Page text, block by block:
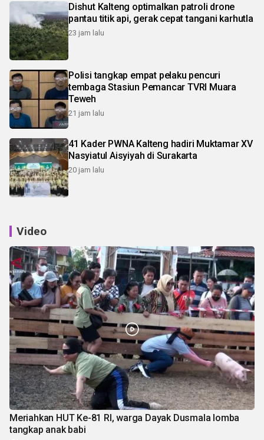
Dishut Kalteng optimalkan patroli drone
pantau titik api, gerak cepat tangani karhutla
23 jam lalu
Polisi tangkap empat pelaku pencuri
tembaga Stasiun Pemancar TVRI Muara
Teweh
21 jam lalu
41 Kader PWNA Kalteng hadiri Muktamar XV
Nasyiatul Aisyiyah di Surakarta
20 jam lalu
Video
Meriahkan HUT Ke-81 RI, warga Dayak Dusmala lomba
tangkap anak babi